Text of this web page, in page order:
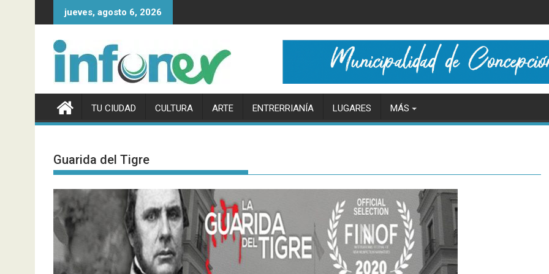
al
jueves, agosto 6, 2026
TU CIUDAD CULTURA ARTE ENTRERRIANÍA LUGARES MÁS
Guarida del Tigre